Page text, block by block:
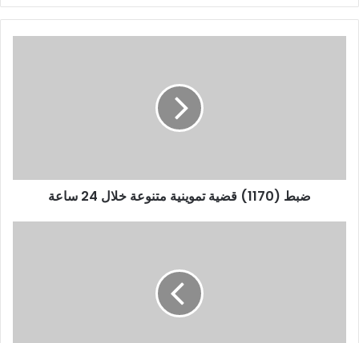
ر
ر
ضبط (1170) قضية تموينية متنوعة خلال 24 ساعة